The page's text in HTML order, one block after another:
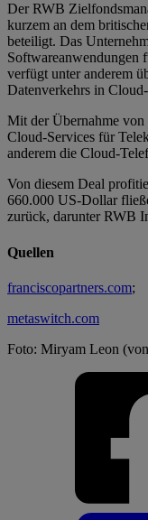
Der RWB
kurzem an dem
beteiligt. Das
Softwareanwendungen
verfügt unter anderem
Datenverkehrs in
Mit der Übernahme
Cloud-Services für
anderem die Cloud-
Von diesem Deal
660.000 US-Dollar
zurück, darunter RWB
Quellen
franciscopartners.com;
metaswitch.com
Foto: Miryam Leon